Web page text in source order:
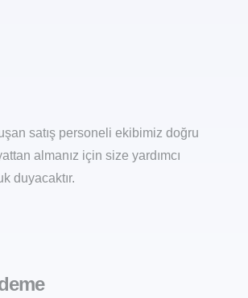
satış personeli ekibimiz doğru
almanız için size yardımcı
duyacaktır.